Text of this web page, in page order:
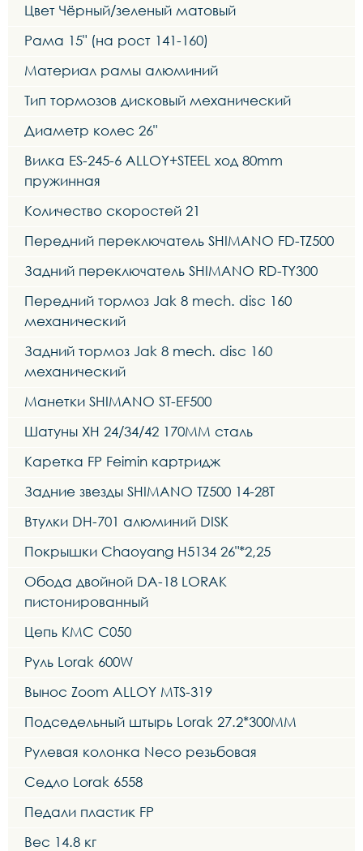
Цвет Чёрный/зеленый матовый
Рама 15" (на рост 141-160)
Материал рамы алюминий
Тип тормозов дисковый механический
Диаметр колес 26"
Вилка ES-245-6 ALLOY+STEEL ход 80mm
пружинная
Количество скоростей 21
Передний переключатель SHIMANO FD-TZ500
Задний переключатель SHIMANO RD-TY300
Передний тормоз Jak 8 mech. disc 160
механический
Задний тормоз Jak 8 mech. disc 160
механический
Манетки SHIMANO ST-EF500
Шатуны XH 24/34/42 170MM сталь
Каретка FP Feimin картридж
Задние звезды SHIMANO TZ500 14-28T
Втулки DH-701 алюминий DISK
Покрышки Chaoyang H5134 26"*2,25
Обода двойной DA-18 LORAK
пистонированный
Цепь KMC C050
Руль Lorak 600W
Вынос Zoom ALLOY MTS-319
Подседельный штырь Lorak 27.2*300MM
Рулевая колонка Neco резьбовая
Седло Lorak 6558
Педали пластик FP
Вес 14.8 кг